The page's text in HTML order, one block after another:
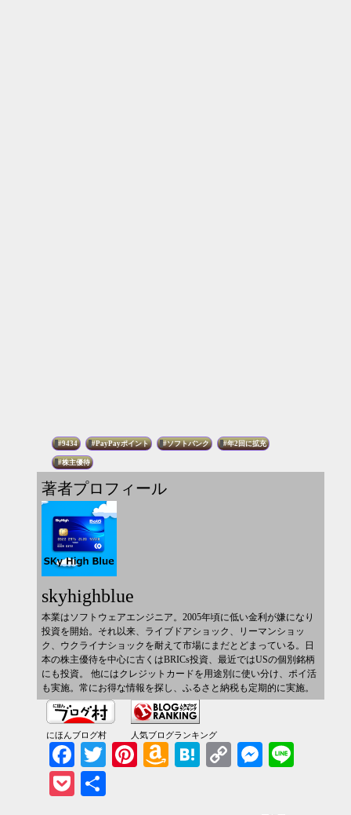
9434 PayPayポイント ソフトバンク 年2回に拡充
株主優待
著者プロフィール
skyhighblue
本業はソフトウェアエンジニア。2005年頃に低い金利が嫌になり
投資を開始。それ以来、ライブドアショック、リーマンショッ
ク、ウクライナショックを耐えて市場にまだとどまっている。日
本の株主優待を中心に古くはBRICs投資、最近ではUSの個別銘柄
にも投資。 他にはクレジットカードを用途別に使い分け、ポイ活
も実施。常にお得な情報を探し、ふるさと納税も定期的に実施。
にほんブログ村 人気ブログランキング
FacebookTwitter PinterestAmazonHatena
Copy
Messenger
Pocket